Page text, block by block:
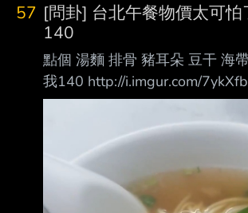
57 [問卦] 台北午餐物價太可怕
140
點個 湯麵 排骨 豬耳朵 豆干 海
我140 http://i.imgur.com/
http://i.imgur.com/XEDlkM8.jpg
http://i.imgur.com/TsOwUXy.jpg
物價嗎 怎摸覺得不如到日本吃
Sent from JPTT on my